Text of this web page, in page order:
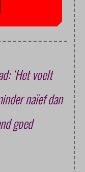
‘Het voelt
naïef dan
goed